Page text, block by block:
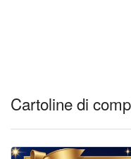
Cartoline musicali
Cartoline animate
Cartoline di